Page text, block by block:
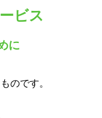
ビス
に
のです。